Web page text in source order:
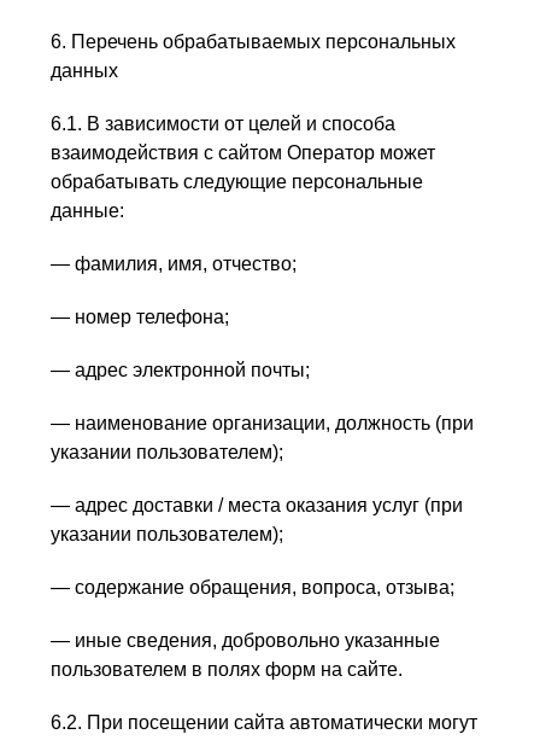
6. Перечень обрабатываемых персональных
данных
6.1. В зависимости от целей и способа
взаимодействия с сайтом Оператор может
обрабатывать следующие персональные
данные:
— фамилия, имя, отчество;
— номер телефона;
— адрес электронной почты;
— наименование организации, должность (при
указании пользователем);
— адрес доставки / места оказания услуг (при
указании пользователем);
— содержание обращения, вопроса, отзыва;
— иные сведения, добровольно указанные
пользователем в полях форм на сайте.
6.2. При посещении сайта автоматически могут